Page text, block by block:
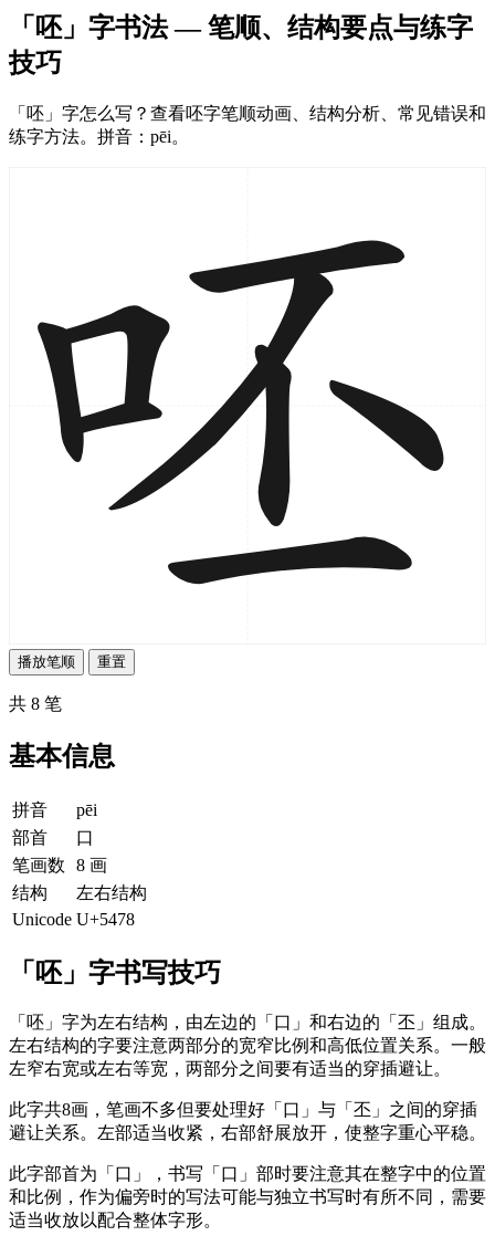
「呸」字书法 — 笔顺、结构要点与练字
技巧
「呸」字怎么写？查看呸字笔顺动画、结构分析、常见错误和
练字方法。拼音：pēi。
播放笔顺 重置
共 8 笔
基本信息
拼音
pēi
部首
口
笔画数
8 画
结构
左右结构
Unicode U+5478
「呸」字书写技巧
「呸」字为左右结构，由左边的「口」和右边的「丕」组成。
左右结构的字要注意两部分的宽窄比例和高低位置关系。一般
左窄右宽或左右等宽，两部分之间要有适当的穿插避让。
此字共8画，笔画不多但要处理好「口」与「丕」之间的穿插
避让关系。左部适当收紧，右部舒展放开，使整字重心平稳。
此字部首为「口」，书写「口」部时要注意其在整字中的位置
和比例，作为偏旁时的写法可能与独立书写时有所不同，需要
适当收放以配合整体字形。